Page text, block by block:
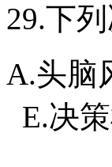
29.下
A.头脑
E.决